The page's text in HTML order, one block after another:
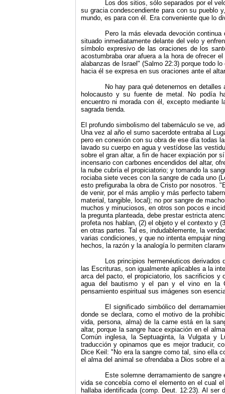
Los dos sitios, sólo separados por el
su gracia condescendiente para con su pueblo
mundo, es para con él. Era conveniente que lo
Pero la más elevada devoción
situa­do inmediatamente delante del velo y
símbolo expresivo de las oraciones de los
acos­tumbraba orar afuera a la hora de ofrecer
alabanzas de Israel" (Salmo 22:3) porque todo
hacia él se expresa en sus oraciones ante el
No hay para qué detenernos en
holocausto y su fuente de metal. No podía
encuentro ni morada con él, excepto mediante
sagrada tienda.
El profundo simbolismo del tabernáculo se ve,
Una vez al año el sumo sacerdote entraba al
pero en conexión con su obra de ese día todas
lavado su cuerpo en agua y vestídose las
sobre el gran altar, a fin de hacer expiación por
incensario con carbones encendidos del altar,
la nube cubría el propiciatorio; y tomando la
rociaba siete veces con la sangre de cada uno
esto prefiguraba la obra de Cristo por nosotros.
de venir, por el más amplio y más perfecto
material, tangible, local); no por sangre de
muchos y minuciosos, en otros son pocos e
la pregunta planteada, debe prestar estricta
profeta nos hablan, (2) el objeto y el contexto y
en otras partes. Tal es, indudablemente, la
varias condiciones, y que no intenta empujar
hechos, la razón y la analogía lo per­miten
Los principios hermenéuticos
las Escrituras, son igualmente aplicables a la
arca del pacto, el propiciatorio, los sacrificios y
agua del bautismo y el pan y el vino en la
pensamiento espiri­tual sus imágenes son
El significado simbólico del
donde se declara, como el motivo de la
vida, persona, alma) de la carne está en la
altar, porque la sangre hace expiación en el
Común in­glesa, la Septuaginta, la Vulgata y
traducción y opi­namos que es mejor traducir,
Dice Keil: "No era la sangre como tal, sino ella
el alma del animal se ofrendaba a Dios sobre el
Este solemne derramamiento de
vida se concebía como el elemento en el cual
hallaba identificada (comp. Deut. 12:23). Al ser